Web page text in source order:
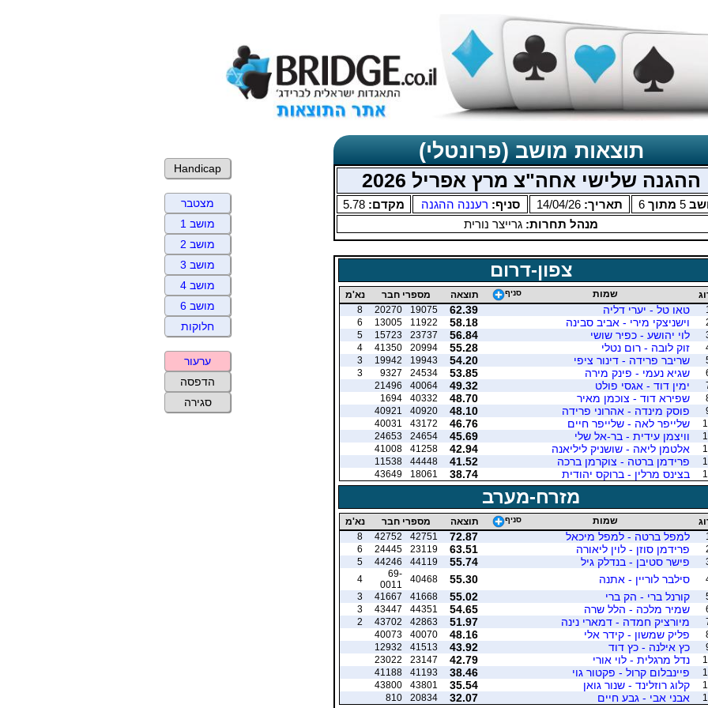
תוצאות מושב (פרונטלי)
ההגנה שלישי אחה"צ מרץ אפריל 2026
5 מתוך6 תאריך: 14/04/26 סניף: רעננה ההגנה מקדם: 5.78
מנהל תחרות: גרייצר נורית
צפון-דרום
שמות סניף תוצאה מספרי חבר
נא'מ
1
טאו טל - יערי דליה 62.39
19075
20270
8
וישניצקי מירי - אביב סבינה 58.18
11922
13005
6
לוי יהושע - כפיר שושי 56.84
23737
15723
5
זוק לובה - רום נטלי 55.28
20994
41350
4
שריבר פרידה - דינור ציפי 54.20
19943
19942
3
שגיא נעמי - פינק מירה 53.85
24534
9327
3
ימין דוד - אגסי פולט 49.32
40064
21496
שפירא דוד - צוכמן מאיר 48.70
40332
1694
פוסק מינדה - אהרוני פרידה 48.10
40920
40921
שלייפר לאה - שלייפר חיים 46.76
43172
40031
וויצמן עידית - בר-אל שלי 45.69
24654
24653
אלטמן ליאה - שושניק ליליאנה 42.94
41258
41008
פרידמן ברטה - צוקרמן ברכה 41.52
44448
11538
בצינס מרלין - ברוקס יהודית 38.74
18061
43649
מזרח-מערב
שמות סניף תוצאה מספרי חבר
נא'מ
1
למפל ברטה - למפל מיכאל 72.87
42751
42752
8
פרידמן סוזן - לוין ליאורה 63.51
23119
24445
6
פישר סטיבן - בנדלק גיל 55.74
44119
44246
5
סילבר לוריין - אתנה 55.30
40468
69-
0011
4
קורנל ברי - הק ברי 55.02
41668
41667
3
שמיר מלכה - הלל שרה 54.65
44351
43447
3
מיורציק חמדה - דמארי נינה 51.97
42863
43702
2
פליק שמשון - קידר אלי 48.16
40070
40073
כץ אילנה - כץ דוד 43.92
41513
12932
נדל מרגלית - לוי אורי 42.79
23147
23022
פיינבלום קרול - פקטור גוי 38.46
41193
41188
קלוג רוזלינד - שנור גואן 35.54
43801
43800
אבני אבי - גבע חיים 32.07
20834
810
Handicap
מצטבר
מושב 1
מושב 2
מושב 3
מושב 4
מושב 6
חלוקות
ערעור
הדפסה
סגירה